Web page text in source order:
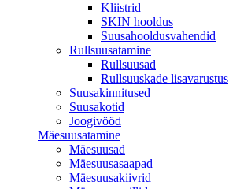
Kliistrid
SKIN hooldus
Suusahooldusvahendid
Rullsuusatamine
Rullsuusad
Rullsuuskade lisavarustus
Suusakinnitused
Suusakotid
Joogivööd
Mäesuusatamine
Mäesuusad
Mäesuusasaapad
Mäesuusakiivrid